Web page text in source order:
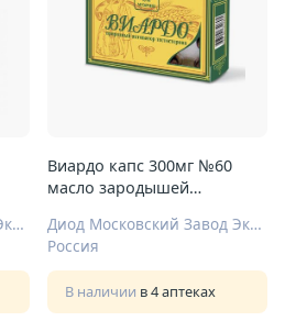
Диод Московский Завод Экопитания
Виардо капс 300мг №60
масло зародышей
Диод Московский Завод Экопитания
Россия
В наличии в 4 аптеках